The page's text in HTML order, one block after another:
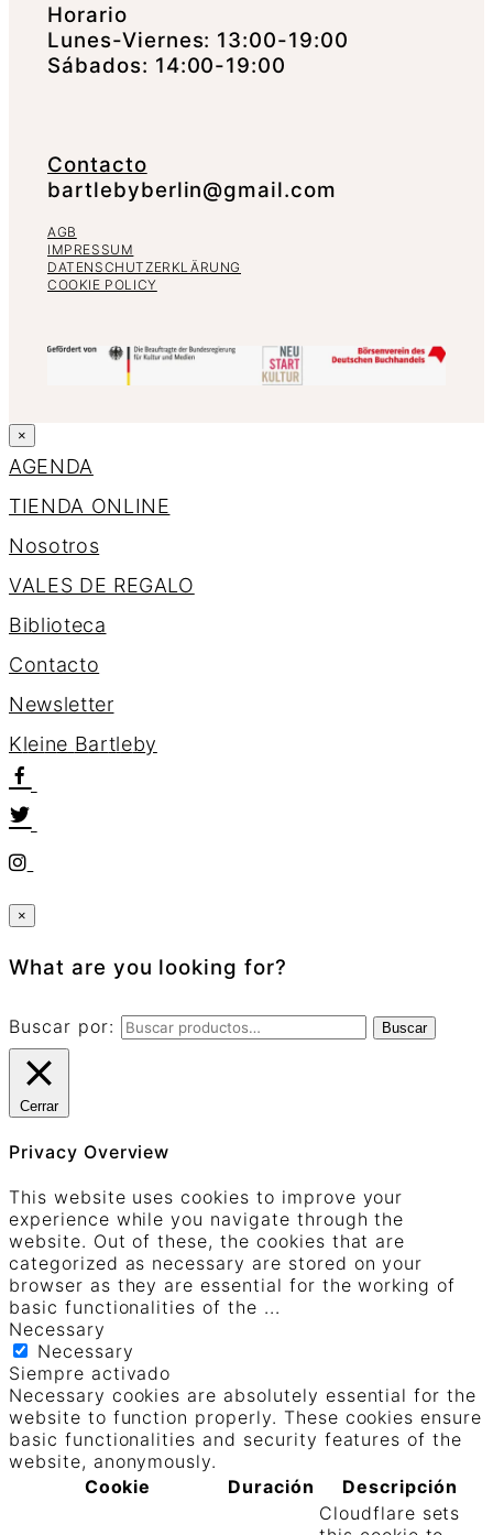
Horario
Lunes-Viernes: 13:00-19:00
Sábados: 14:00-19:00
Contacto
bartlebyberlin@gmail.com
AGB
IMPRESSUM
DATENSCHUTZERKLÄRUNG
COOKIE POLICY
×
AGENDA
TIENDA ONLINE
Nosotros
VALES DE REGALO
Biblioteca
Contacto
Newsletter
Kleine Bartleby
×
What are you looking for?
Buscar por: Buscar
Cerrar
Privacy Overview
This website uses cookies to improve your
experience while you navigate through the
website. Out of these, the cookies that are
categorized as necessary are stored on your
browser as they are essential for the working of
basic functionalities of the ...
Necessary
Necessary
Siempre activado
Necessary cookies are absolutely essential for the
website to function properly. These cookies ensure
basic functionalities and security features of the
website, anonymously.
Cookie
Duración
Descripción
Cloudflare sets